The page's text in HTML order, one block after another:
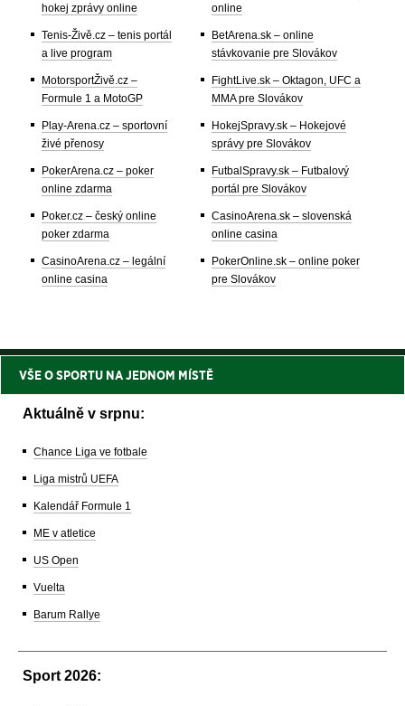
hokej zprávy online
Tenis-Živě.cz – tenis portál
a live program
MotorsportŽivě.cz –
Formule 1 a MotoGP
Play-Arena.cz – sportovní
živé přenosy
PokerArena.cz – poker
online zdarma
Poker.cz – český online
poker zdarma
CasinoArena.cz – legální
online casina
online
BetArena.sk – online
stávkovanie pre Slovákov
FightLive.sk – Oktagon, UFC a
MMA pre Slovákov
HokejSpravy.sk – Hokejové
správy pre Slovákov
FutbalSpravy.sk – Futbalový
portál pre Slovákov
CasinoArena.sk – slovenská
online casina
PokerOnline.sk – online poker
pre Slovákov
VŠE O SPORTU NA JEDNOM MÍSTĚ
Aktuálně v srpnu:
Chance Liga ve fotbale
Liga mistrů UEFA
Kalendář Formule 1
ME v atletice
US Open
Vuelta
Barum Rallye
Sport 2026: